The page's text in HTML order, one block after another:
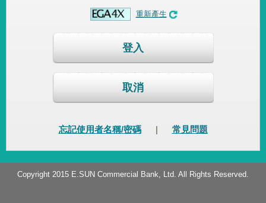
重新產生
登入
取消
忘記使用者名稱/密碼 | 常見問題
Copyright 2015 E.SUN Commercial Bank, Ltd. All Rights Reserved.